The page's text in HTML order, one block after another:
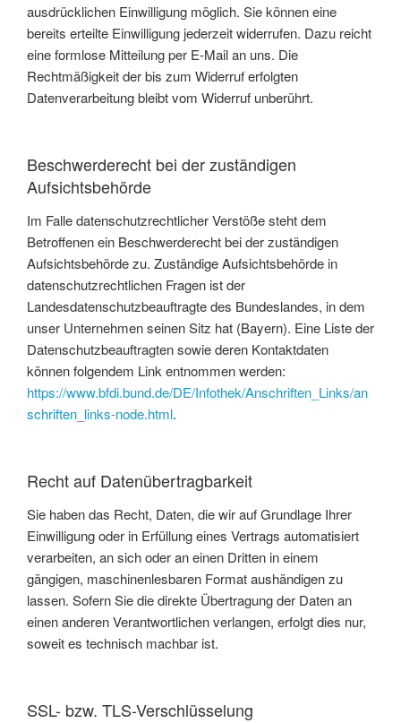
ausdrücklichen Einwilligung möglich. Sie können eine
bereits erteilte Einwilligung jederzeit widerrufen. Dazu reicht
eine formlose Mitteilung per E-Mail an uns. Die
Rechtmäßigkeit der bis zum Widerruf erfolgten
Datenverarbeitung bleibt vom Widerruf unberührt.
Beschwerderecht bei der zuständigen
Aufsichtsbehörde
Im Falle datenschutzrechtlicher Verstöße steht dem
Betroffenen ein Beschwerderecht bei der zuständigen
Aufsichtsbehörde zu. Zuständige Aufsichtsbehörde in
datenschutzrechtlichen Fragen ist der
Landesdatenschutzbeauftragte des Bundeslandes, in dem
unser Unternehmen seinen Sitz hat (Bayern). Eine Liste der
Datenschutzbeauftragten sowie deren Kontaktdaten
können folgendem Link entnommen werden:
https://www.bfdi.bund.de/DE/Infothek/Anschriften_Links/an
schriften_links-node.html.
Recht auf Datenübertragbarkeit
Sie haben das Recht, Daten, die wir auf Grundlage Ihrer
Einwilligung oder in Erfüllung eines Vertrags automatisiert
verarbeiten, an sich oder an einen Dritten in einem
gängigen, maschinenlesbaren Format aushändigen zu
lassen. Sofern Sie die direkte Übertragung der Daten an
einen anderen Verantwortlichen verlangen, erfolgt dies nur,
soweit es technisch machbar ist.
SSL- bzw. TLS-Verschlüsselung